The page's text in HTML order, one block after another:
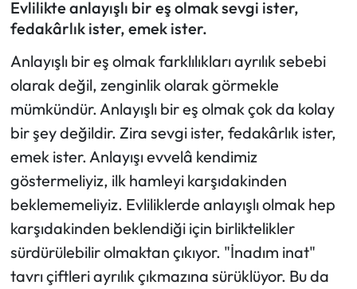
Evlilikte anlayışlı bir eş olmak sevgi ister,
fedakârlık ister, emek ister.
Anlayışlı bir eş olmak farklılıkları ayrılık sebebi
olarak değil, zenginlik olarak görmekle
mümkündür. Anlayışlı bir eş olmak çok da kolay
bir şey değildir. Zira sevgi ister, fedakârlık ister,
emek ister. Anlayışı evvelâ kendimiz
göstermeliyiz, ilk hamleyi karşıdakinden
beklememeliyiz. Evliliklerde anlayışlı olmak hep
karşıdakinden beklendiği için birliktelikler
sürdürülebilir olmaktan çıkıyor. "İnadım inat"
tavrı çiftleri ayrılık çıkmazına sürüklüyor. Bu da
Mektup Galeri
Röportaj
Manşet
Köşe Yazıları
Karikatür Galeri
BIK
ASTROLOJİ